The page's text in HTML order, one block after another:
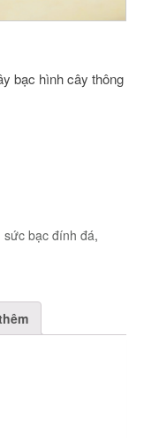
bạc hình cây thông
sức bạc đính đá,